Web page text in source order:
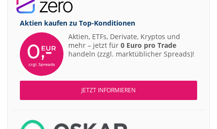
Aktien kaufen zu Top-Konditionen
Aktien, ETFs, Derivate, Kryptos und
mehr – jetzt für 0 Euro pro Trade
handeln (zzgl. marktüblicher Spreads)!
JETZT INFORMIEREN